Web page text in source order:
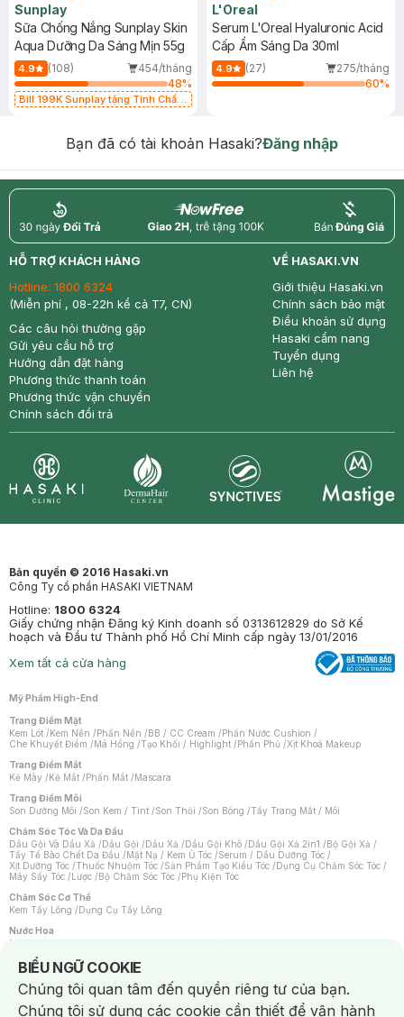
Sunplay
Sữa Chống Nắng Sunplay Skin
Aqua Dưỡng Da Sáng Mịn 55g
4.9 (108)
454/tháng
48%
Bill 199K Sunplay tặng Tinh Chất
L'Oreal
Serum L'Oreal Hyaluronic Acid
Cấp Ẩm Sáng Da 30ml
4.9 (27)
275/tháng
60%
Bạn đã có tài khoản Hasaki?Đăng nhập
return nowfree price
HỖ TRỢ KHÁCH HÀNG
Hotline: 1800 6324
(Miễn phí , 08-22h kể cả T7, CN)
Các câu hỏi thường gặp
Gửi yêu cầu hỗ trợ
Hướng dẫn đặt hàng
Phương thức thanh toán
Phương thức vận chuyển
Chính sách đổi trả
VỀ HASAKI.VN
Giới thiệu Hasaki.vn
Chính sách bảo mật
Điều khoản sử dụng
Hasaki cẩm nang
Tuyển dụng
Liên hệ
Bản quyền © 2016 Hasaki.vn
Công Ty cổ phần HASAKI VIETNAM
Hotline: 1800 6324
Giấy chứng nhận Đăng ký Kinh doanh số 0313612829 do Sở Kế
hoạch và Đầu tư Thành phố Hồ Chí Minh cấp ngày 13/01/2016
Xem tất cả cửa hàng
Mỹ Phẩm High-End
Trang Điểm Mặt
Kem Lót /Kem Nền /Phấn Nền /BB / CC Cream /Phấn Nước Cushion /
Che Khuyết Điểm /Má Hồng /Tạo Khối / Highlight /Phấn Phủ /Xịt Khoá Makeup
Trang Điểm Mắt
Kẻ Mày /Kẻ Mắt /Phấn Mắt /Mascara
Trang Điểm Môi
Son Dưỡng Môi /Son Kem / Tint /Son Thỏi /Son Bóng /Tẩy Trang Mắt / Môi
Chăm Sóc Tóc Và Da Đầu
Dầu Gội Và Dầu Xả /Dầu Gội /Dầu Xả /Dầu Gội Khô /Dầu Gội Xả 2in1 /Bộ Gội Xả /
Tẩy Tế Bào Chết Da Đầu /Mặt Nạ / Kem Ủ Tóc /Serum / Dầu Dưỡng Tóc /
Xịt Dưỡng Tóc /Thuốc Nhuộm Tóc /Sản Phẩm Tạo Kiểu Tóc /Dụng Cụ Chăm Sóc Tóc /
Máy Sấy Tóc /Lược /Bộ Chăm Sóc Tóc /Phụ Kiện Tóc
Chăm Sóc Cơ Thể
Kem Tẩy Lông /Dụng Cụ Tẩy Lông
Nước Hoa
Nước Hoa Nữ
Chăm Sóc Cá Nhân
Chống Muỗi /Khẩu Trang /Máy Massage/Mặt Nạ Xông Hơi /Nước Rửa Tay/
Sản Phẩm Chăm Sóc Khác /Bàn Chải Đánh Răng /Bàn Chải Điện/
Hỗ Trợ Trắng Răng/Kem Đánh Răng /Máy Tăm Nước/ Nước Súc Miệng/
BIỂU NGỮ COOKIE
Notice about cookies usage
Chúng tôi quan tâm đến quyền riêng tư của bạn.
Chúng tôi sử dụng các cookie cần thiết để vận hành